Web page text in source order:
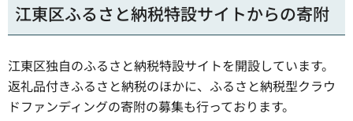
江東区ふるさと納税特設サイトからの寄附
江東区独自のふるさと納税特設サイトを開設しています。
返礼品付きふるさと納税のほかに、ふるさと納税型クラウ
ドファンディングの寄附の募集も行っております。